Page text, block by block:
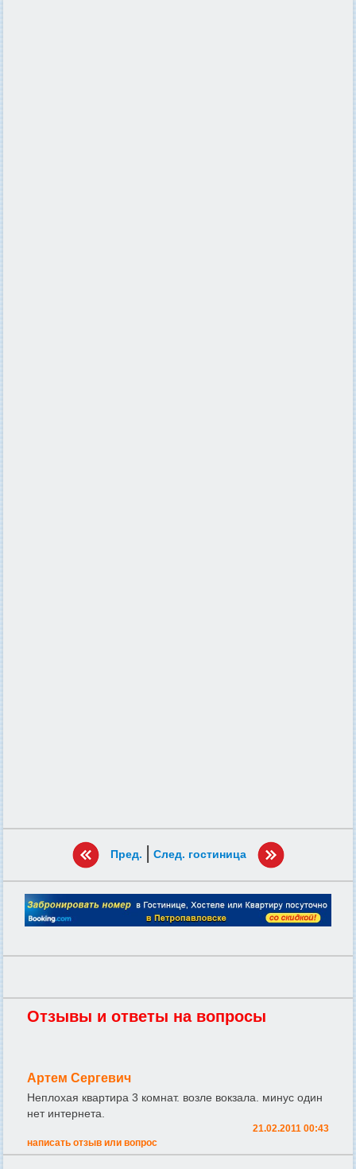
Пред. | След. гостиница
Отзывы и ответы на вопросы
Артем Сергевич
Неплохая квартира 3 комнат. возле вокзала. минус один
нет интернета.
21.02.2011 00:43
написать отзыв или вопрос